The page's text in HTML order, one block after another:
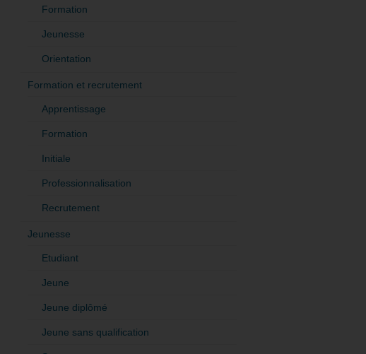
Formation
Jeunesse
Orientation
Formation et recrutement
Apprentissage
Formation
Initiale
Professionnalisation
Recrutement
Jeunesse
Etudiant
Jeune
Jeune diplômé
Jeune sans qualification